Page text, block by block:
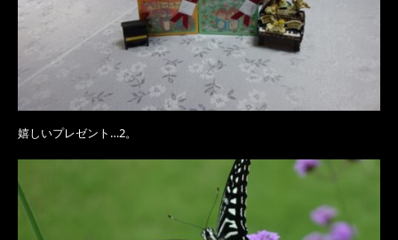
嬉しいプレゼント…2。